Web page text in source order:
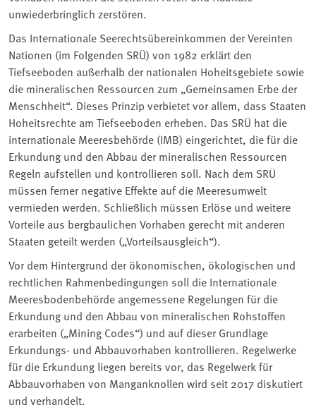
unwiederbringlich zerstören.
Das Internationale Seerechtsübereinkommen der Vereinten
Nationen (im Folgenden SRÜ) von 1982 erklärt den
Tiefseeboden außerhalb der nationalen Hoheitsgebiete sowie
die mineralischen Ressourcen zum „Gemeinsamen Erbe der
Menschheit“. Dieses Prinzip verbietet vor allem, dass Staaten
Hoheitsrechte am Tiefseeboden erheben. Das SRÜ hat die
internationale Meeresbehörde (IMB) eingerichtet, die für die
Erkundung und den Abbau der mineralischen Ressourcen
Regeln aufstellen und kontrollieren soll. Nach dem SRÜ
müssen ferner negative Effekte auf die Meeresumwelt
vermieden werden. Schließlich müssen Erlöse und weitere
Vorteile aus bergbaulichen Vorhaben gerecht mit anderen
Staaten geteilt werden („Vorteilsausgleich“).
Vor dem Hintergrund der ökonomischen, ökologischen und
rechtlichen Rahmenbedingungen soll die Internationale
Meeresbodenbehörde angemessene Regelungen für die
Erkundung und den Abbau von mineralischen Rohstoffen
erarbeiten („Mining Codes“) und auf dieser Grundlage
Erkundungs- und Abbauvorhaben kontrollieren. Regelwerke
für die Erkundung liegen bereits vor, das Regelwerk für
Abbauvorhaben von Manganknollen wird seit 2017 diskutiert
und verhandelt.